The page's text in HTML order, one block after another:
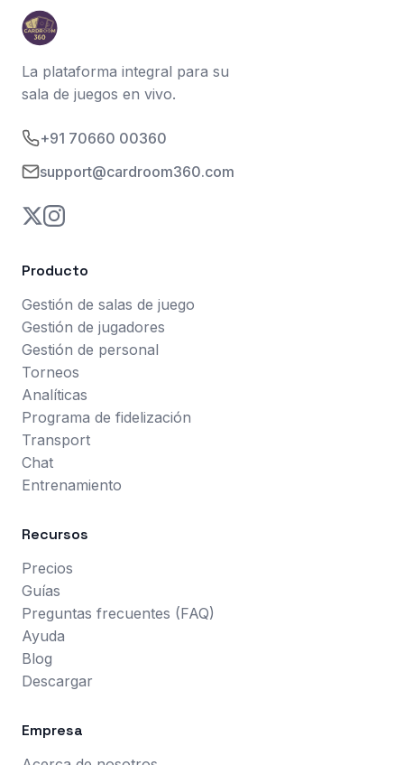
La plataforma integral para su
sala de juegos en vivo.
+91 70660 00360
support@cardroom360.com
Producto
Gestión de salas de juego
Gestión de jugadores
Gestión de personal
Torneos
Analíticas
Programa de fidelización
Transport
Chat
Entrenamiento
Recursos
Precios
Guías
Preguntas frecuentes (FAQ)
Ayuda
Blog
Descargar
Empresa